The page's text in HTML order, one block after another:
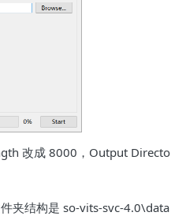
改成 8000，Output Directo
夹结构是 so-vits-svc-4.0\data